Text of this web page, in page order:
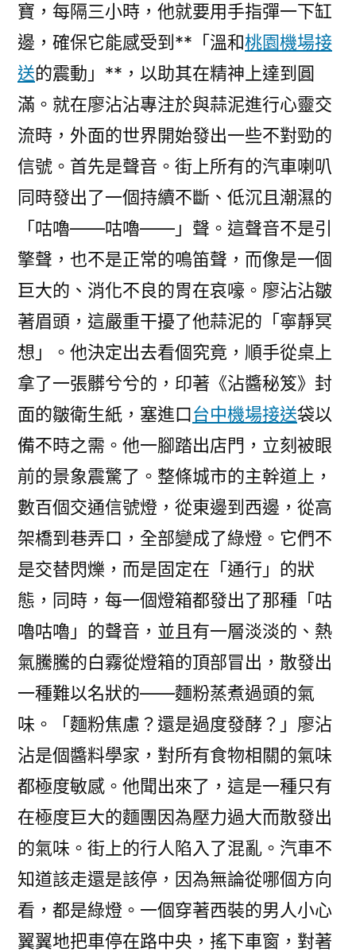
寶，每隔三小時，他就要用手指彈一下缸
邊，確保它能感受到**「溫和桃園機場接
送的震動」**，以助其在精神上達到圓
滿。就在廖沾沾專注於與蒜泥進行心靈交
流時，外面的世界開始發出一些不對勁的
信號。首先是聲音。街上所有的汽車喇叭
同時發出了一個持續不斷、低沉且潮濕的
「咕嚕——咕嚕——」聲。這聲音不是引
擎聲，也不是正常的鳴笛聲，而像是一個
巨大的、消化不良的胃在哀嚎。廖沾沾皺
著眉頭，這嚴重干擾了他蒜泥的「寧靜冥
想」。他決定出去看個究竟，順手從桌上
拿了一張髒兮兮的，印著《沾醬秘笈》封
面的皺衛生紙，塞進口台中機場接送袋以
備不時之需。他一腳踏出店門，立刻被眼
前的景象震驚了。整條城市的主幹道上，
數百個交通信號燈，從東邊到西邊，從高
架橋到巷弄口，全部變成了綠燈。它們不
是交替閃爍，而是固定在「通行」的狀
態，同時，每一個燈箱都發出了那種「咕
嚕咕嚕」的聲音，並且有一層淡淡的、熱
氣騰騰的白霧從燈箱的頂部冒出，散發出
一種難以名狀的——麵粉蒸煮過頭的氣
味。「麵粉焦慮？還是過度發酵？」廖沾
沾是個醬料學家，對所有食物相關的氣味
都極度敏感。他聞出來了，這是一種只有
在極度巨大的麵團因為壓力過大而散發出
的氣味。街上的行人陷入了混亂。汽車不
知道該走還是該停，因為無論從哪個方向
看，都是綠燈。一個穿著西裝的男人小心
翼翼地把車停在路中央，搖下車窗，對著